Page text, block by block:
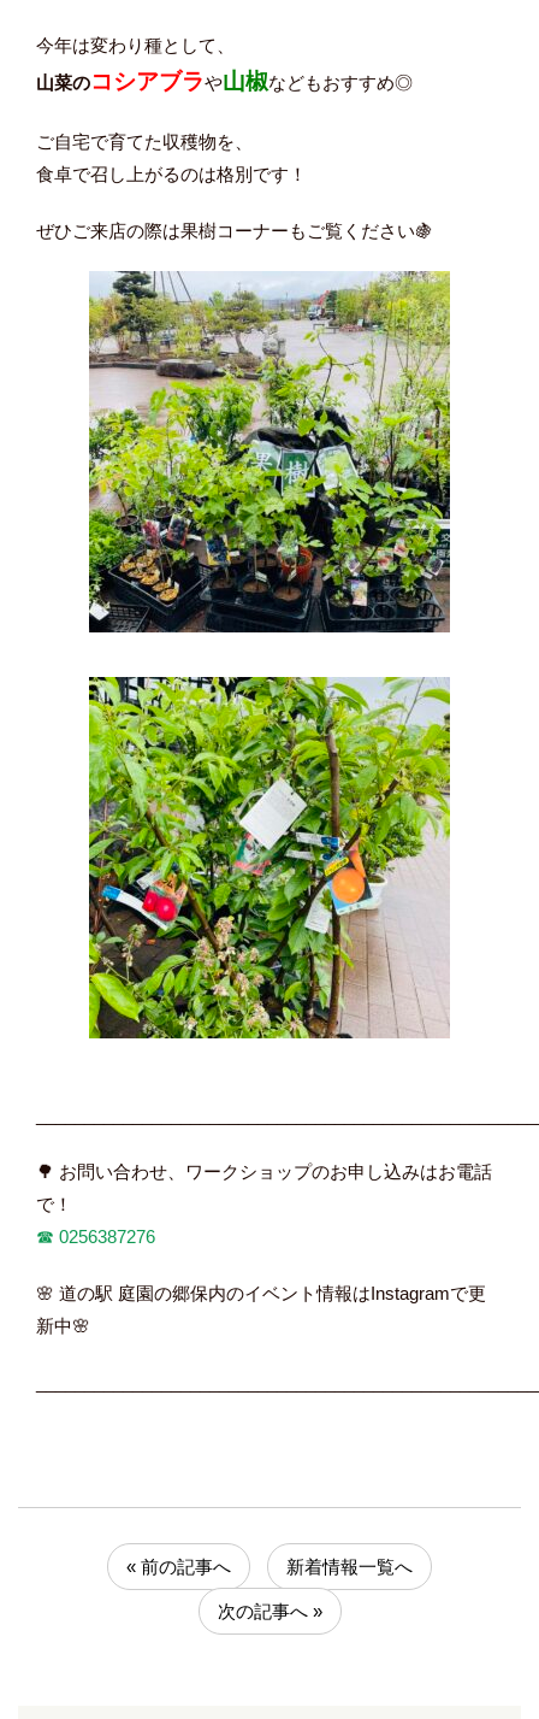
今年は変わり種として、
山菜のコシアブラや山椒などもおすすめ◎
ご自宅で育てた収穫物を、
食卓で召し上がるのは格別です！
ぜひご来店の際は果樹コーナーもご覧ください🍇
🌳 お問い合わせ、ワークショップのお申し込みはお電話
で！
☎︎ 0256387276
🌸 道の駅 庭園の郷保内のイベント情報はInstagramで更
新中🌸
« 前の記事へ 新着情報一覧へ
次の記事へ »